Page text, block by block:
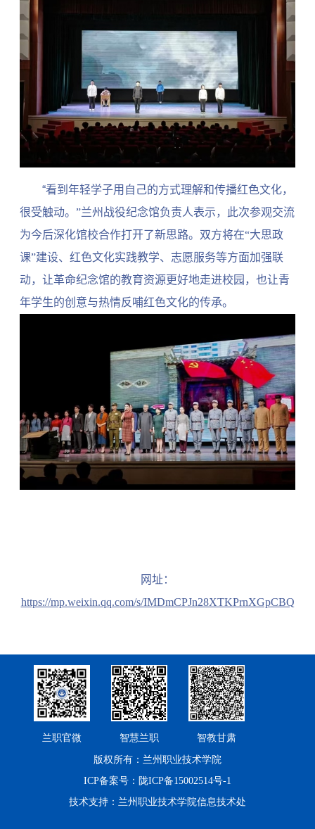
“看到年轻学子用自己的方式理解和传播红色文化，
很受触动。”兰州战役纪念馆负责人表示，此次参观交流
为今后深化馆校合作打开了新思路。双方将在“大思政
课”建设、红色文化实践教学、志愿服务等方面加强联
动，让革命纪念馆的教育资源更好地走进校园，也让青
年学生的创意与热情反哺红色文化的传承。
网址：
https://mp.weixin.qq.com/s/IMDmCPJn28XTKPrnXGpCBQ
兰职官微 智慧兰职 智教甘肃
版权所有：兰州职业技术学院
ICP备案号：陇ICP备15002514号-1
技术支持：兰州职业技术学院信息技术处